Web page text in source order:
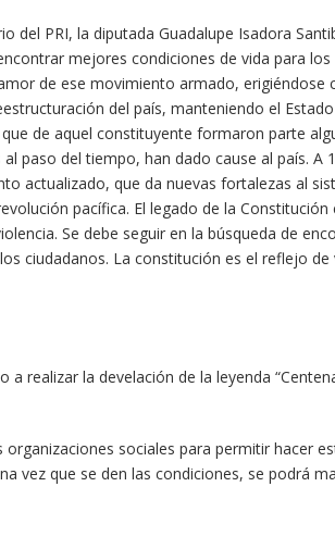
del PRI, la diputada Guadalupe Isadora
mejores condiciones de vida para los
de ese movimiento armado, erigiéndose
del país, manteniendo el
de aquel constituyente formaron parte
paso del tiempo, han dado cause al país. A
actualizado, que da nuevas fortalezas al
pacífica. El legado de la Constitución
Se debe seguir en la búsqueda de
ciudadanos. La constitución es el reflejo de
a realizar la develación de la leyenda
sociales para permitir hacer
vez que se den las condiciones, se podrá